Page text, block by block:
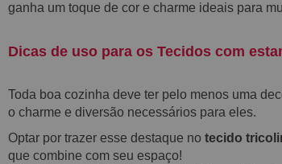
ganha um toque de cor e charme ideais para
Dicas de uso para os Tecidos com
Toda boa cozinha deve ter pelo menos uma
o charme e diversão necessários para eles.
Optar por trazer esse destaque no tecido
que combine com seu espaço!